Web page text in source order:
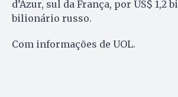
d’Azur, sul da França, por US$ 1,2
bilionário russo.
Com informações de UOL.